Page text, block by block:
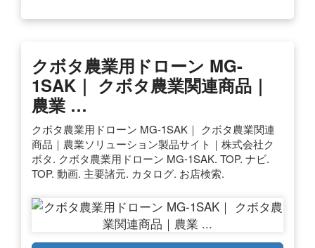
クボタ農業用ドローン MG-
1SAK｜ クボタ農業関連商品｜
農業 …
クボタ農業用ドローン MG-1SAK｜ クボタ農業関連
商品｜農業ソリューション製品サイト｜株式会社ク
ボタ. クボタ農業用ドローン MG-1SAK. TOP. ナビ.
TOP. 動画. 主要諸元. カタログ. お店検索.